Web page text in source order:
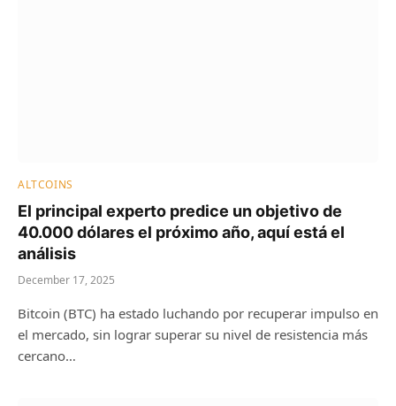
ALTCOINS
El principal experto predice un objetivo de
40.000 dólares el próximo año, aquí está el
análisis
December 17, 2025
Bitcoin (BTC) ha estado luchando por recuperar impulso en
el mercado, sin lograr superar su nivel de resistencia más
cercano…